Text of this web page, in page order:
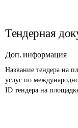
Тендерная
Доп. информация
Название тендера на
услуг по
ID тендера на